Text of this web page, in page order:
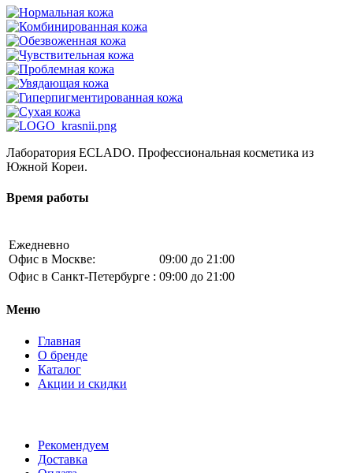
Лаборатория ECLADO. Профессиональная косметика из
Южной Кореи.
Время работы
Ежедневно
Офис в Москве:
09:00 до 21:00
Офис в Санкт-Петербурге : 09:00 до 21:00
Меню
Главная
О бренде
Каталог
Акции и скидки
Рекомендуем
Доставка